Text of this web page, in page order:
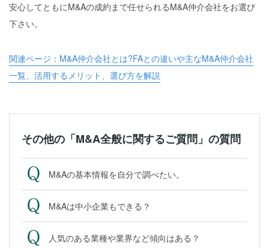
安心してともにM&Aの成約まで任せられるM&A仲介会社をお選び
下さい。
関連ページ：M&A仲介会社とは?FAとの違いや主なM&A仲介会社
一覧、活用するメリット、選び方を解説
その他の「M&A全般に関するご質問」の質問
M&Aの基本情報を自分で調べたい。
M&Aは中小企業もできる？
人気のある業種や業界など傾向はある？